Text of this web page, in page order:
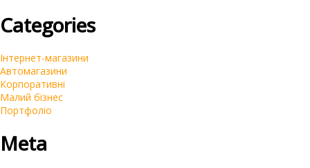
Categories
Інтернет-магазини
Автомагазини
Корпоративні
Малий бізнес
Портфоліо
Meta